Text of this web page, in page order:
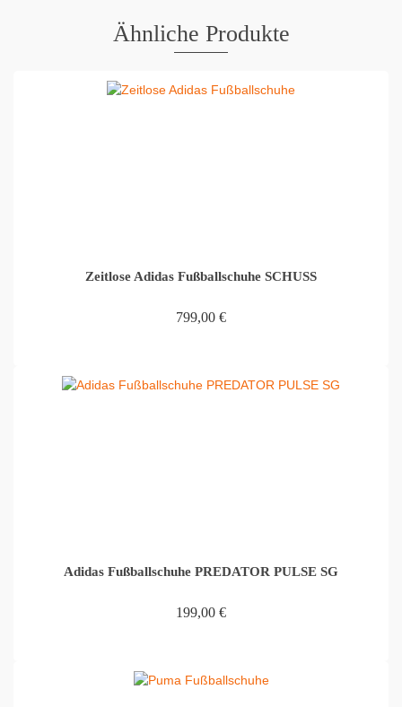
Ähnliche Produkte
Zeitlose Adidas Fußballschuhe SCHUSS
799,00 €
Adidas Fußballschuhe PREDATOR PULSE SG
199,00 €